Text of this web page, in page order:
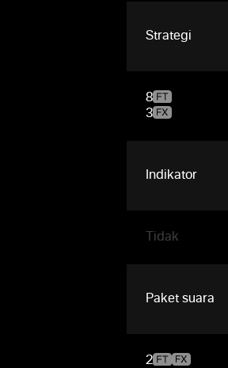
Strategi
8
3
Indikator
Tidak
Paket suara
2